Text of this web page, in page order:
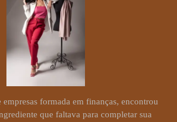
formada em finanças, encontrou
que faltava para completar sua